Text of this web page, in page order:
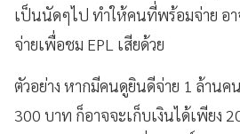
เป็นนัดๆไป ทำให้คนที่พร้อมจ่าย อา
จ่ายเพื่อชม EPL เสียด้วย
ตัวอย่าง หากมีคนดูยินดีจ่าย 1 ล้าน
300 บาท ก็อาจจะเก็บเงินได้เพียง